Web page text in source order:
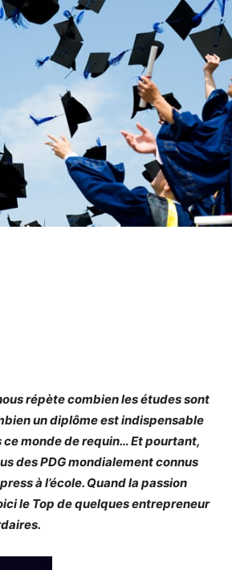
répète combien les études sont
un diplôme est indispensable
ce monde de requin… Et pourtant,
des PDG mondialement connus
à l’école. Quand la passion
le Top de quelques entrepreneur